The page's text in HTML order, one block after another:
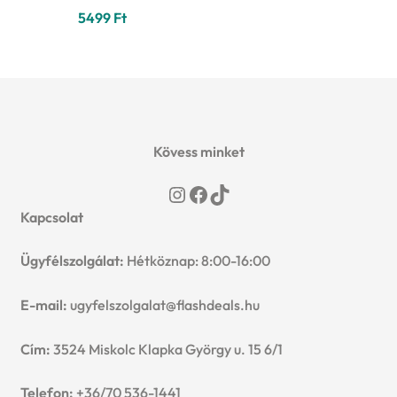
5499 Ft
Kövess minket
Instagram
Facebook
TikTok
Kapcsolat
Ügyfélszolgálat: Hétköznap: 8:00-16:00
E-mail: ugyfelszolgalat@flashdeals.hu
Cím: 3524 Miskolc Klapka György u. 15 6/1
Telefon: +36/70 536-1441